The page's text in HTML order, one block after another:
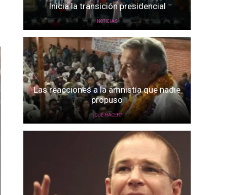
Inicia la transición presidencial
NOTICIAS
Las reacciones a la amnistía que nadie
propuso
¿QUÉ HACER?